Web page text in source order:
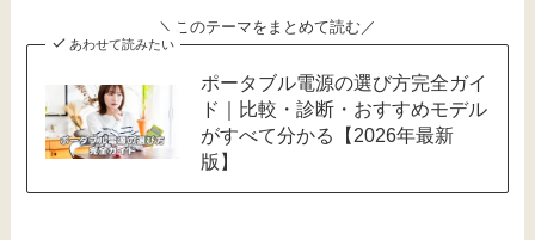
＼このテーマをまとめて読む／
あわせて読みたい
ポータブル電源の選び方完全ガイ
ド｜比較・診断・おすすめモデル
がすべて分かる【2026年最新
版】